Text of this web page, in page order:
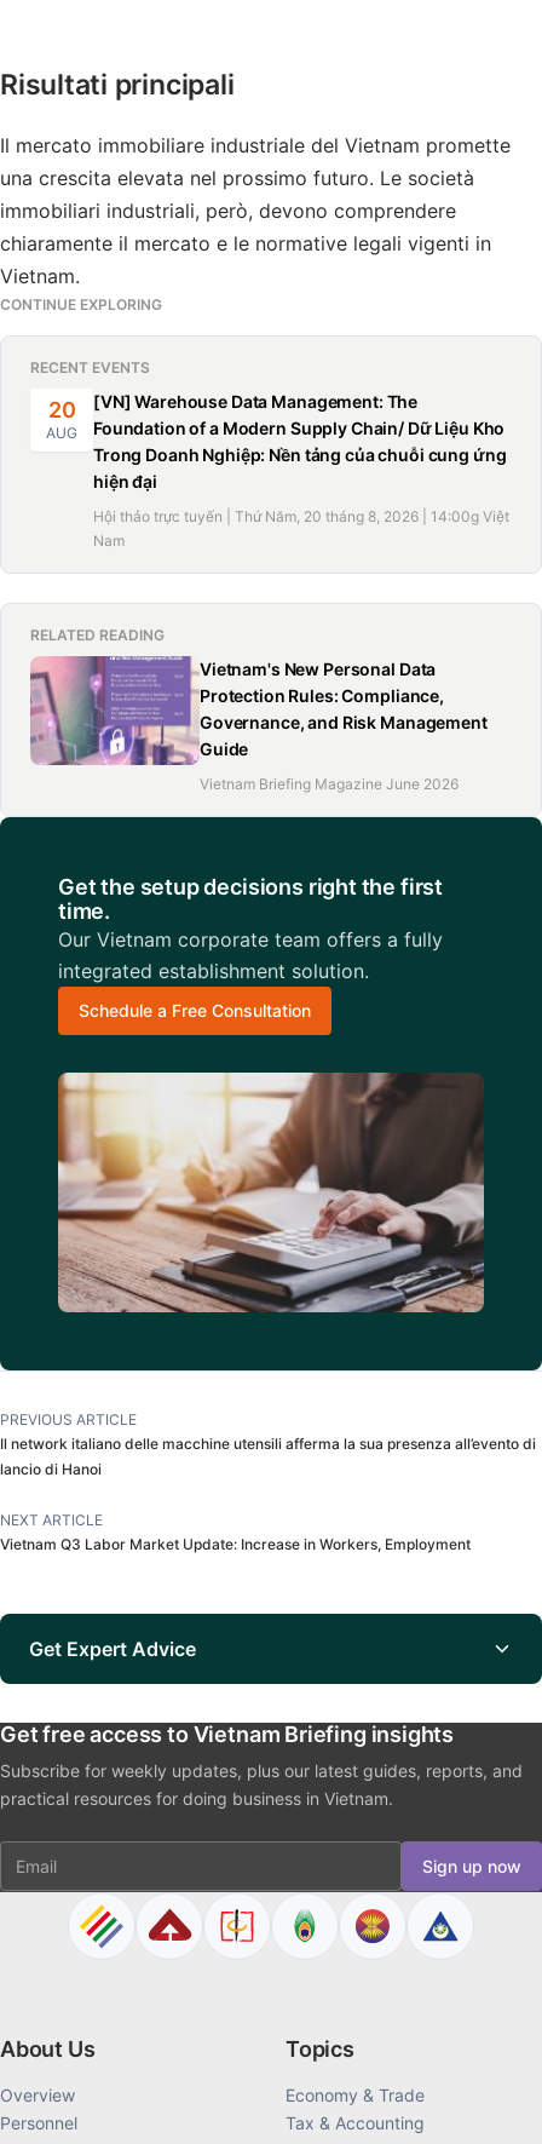
Risultati principali
Il mercato immobiliare industriale del Vietnam promette
una crescita elevata nel prossimo futuro. Le società
immobiliari industriali, però, devono comprendere
chiaramente il mercato e le normative legali vigenti in
Vietnam.
CONTINUE EXPLORING
RECENT EVENTS
20
AUG
[VN] Warehouse Data Management: The
Foundation of a Modern Supply Chain/ Dữ Liệu Kho
Trong Doanh Nghiệp: Nền tảng của chuỗi cung ứng
hiện đại
Hội thảo trực tuyến | Thứ Năm, 20 tháng 8, 2026 | 14:00g Việt
Nam
RELATED READING
Vietnam's New Personal Data
Protection Rules: Compliance,
Governance, and Risk Management
Guide
Vietnam Briefing Magazine June 2026
Get the setup decisions right the first
time.
Our Vietnam corporate team offers a fully
integrated establishment solution.
Schedule a Free Consultation
PREVIOUS ARTICLE
Il network italiano delle macchine utensili afferma la sua presenza all’evento di
lancio di Hanoi
NEXT ARTICLE
Vietnam Q3 Labor Market Update: Increase in Workers, Employment
Get Expert Advice
Get free access to Vietnam Briefing insights
Subscribe for weekly updates, plus our latest guides, reports, and
practical resources for doing business in Vietnam.
Email Sign up now
About Us
Overview
Personnel
Topics
Economy & Trade
Tax & Accounting